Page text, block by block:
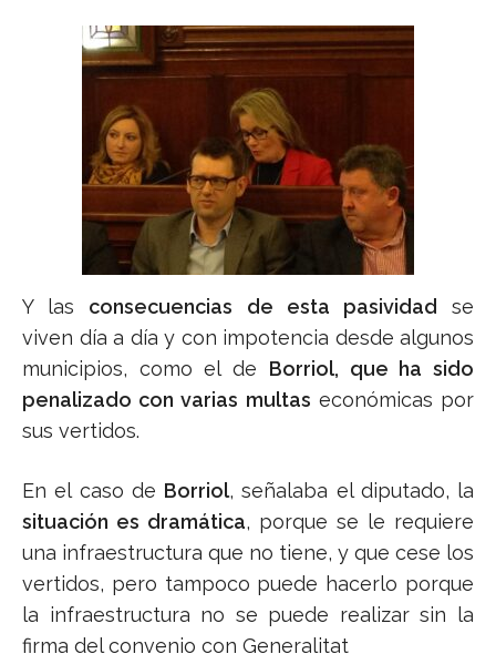
Y las consecuencias de esta pasividad se
viven día a día y con impotencia desde algunos
municipios, como el de Borriol, que ha sido
penalizado con varias multas económicas por
sus vertidos.
En el caso de Borriol, señalaba el diputado, la
situación es dramática, porque se le requiere
una infraestructura que no tiene, y que cese los
vertidos, pero tampoco puede hacerlo porque
la infraestructura no se puede realizar sin la
firma del convenio con Generalitat